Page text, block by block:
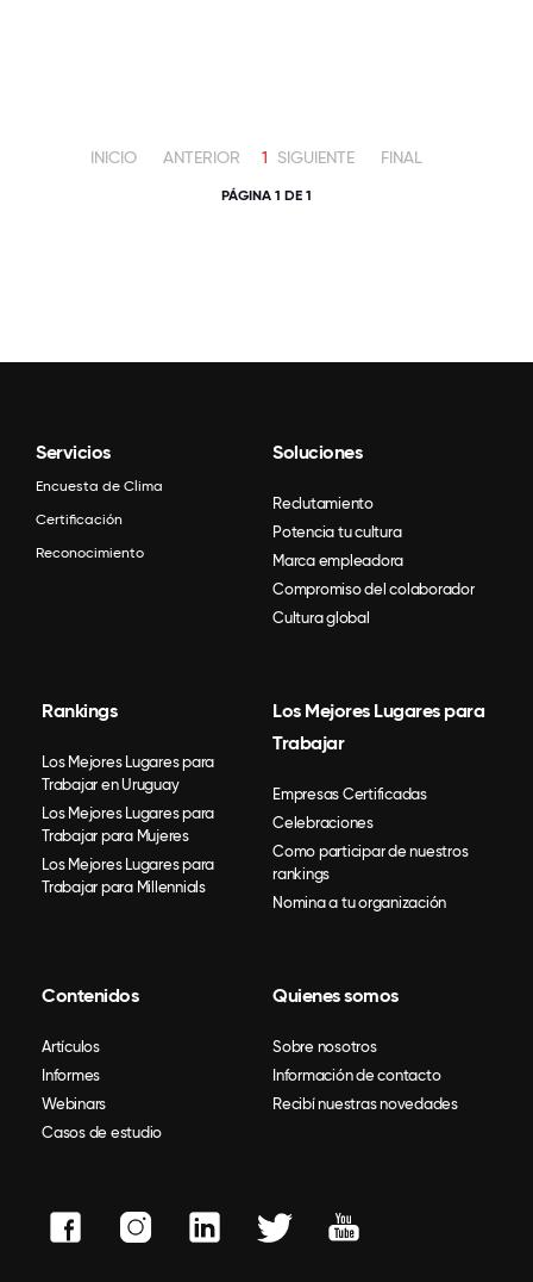
INICIO ANTERIOR 1 SIGUIENTE FINAL
PÁGINA 1 DE 1
Servicios
Encuesta de Clima
Certificación
Reconocimiento
Soluciones
Reclutamiento
Potencia tu cultura
Marca empleadora
Compromiso del colaborador
Cultura global
Rankings
Los Mejores Lugares para
Trabajar en Uruguay
Los Mejores Lugares para
Trabajar para Mujeres
Los Mejores Lugares para
Trabajar para Millennials
Los Mejores Lugares para
Trabajar
Empresas Certificadas
Celebraciones
Como participar de nuestros
rankings
Nomina a tu organización
Contenidos
Artículos
Informes
Webinars
Casos de estudio
Quienes somos
Sobre nosotros
Información de contacto
Recibí nuestras novedades